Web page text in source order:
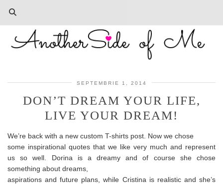
SEPTEMBRIE 1, 2014
DON’T DREAM YOUR LIFE,
LIVE YOUR DREAM!
We’re back with a new custom T-shirts post. Now we chose
some inspirational quotes that we like very much and represent
us so well. Dorina is a dreamy and of course she chose
something about dreams,
aspirations and future plans, while Cristina is realistic and she’s